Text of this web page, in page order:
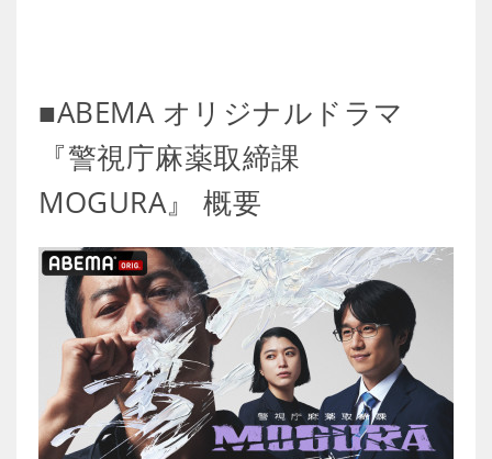
■ABEMA オリジナルドラマ
『警視庁麻薬取締課
MOGURA』 概要